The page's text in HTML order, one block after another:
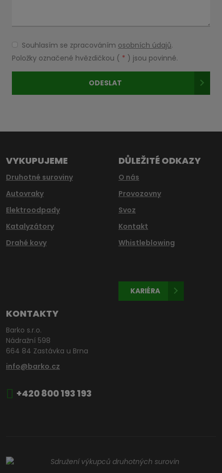
Souhlasím
se
zpracováním
osobních
Souhlasím se zpracováním osobních údajů.
Položky označené hvězdičkou ( * ) jsou povinné.
ODESLAT
nepodařilo
VYKUPUJEME
Druhotné suroviny
Autovraky
Elektroodpady
Katalyzátory
Drahé kovy
DŮLEŽITÉ ODKAZY
O nás
Provozovny
Svoz
Kontakt
Whistleblowing
KARIÉRA
KONTAKTY
Barko s.r.o.
Nádražní 598
664 84 Zastávka u Brna
info@barko.cz
+420 800 193 193